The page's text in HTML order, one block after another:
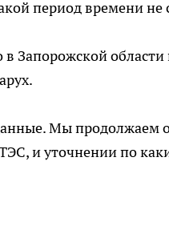
период времени не
в Запорожской
Мы продолжаем
и уточнении по